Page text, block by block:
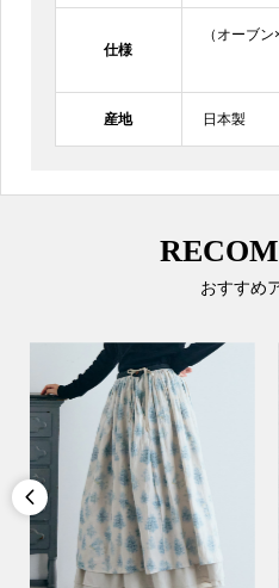
仕様
（オーブ
産地 日本製
おすすめ
